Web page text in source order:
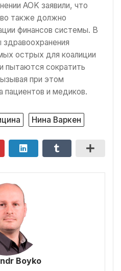
AOK заявили, что
также должно
финансов системы. В
острых для коалиции
пытаются сократить
при этом
пациентов и медиков.
Нина Варкен
Boyko